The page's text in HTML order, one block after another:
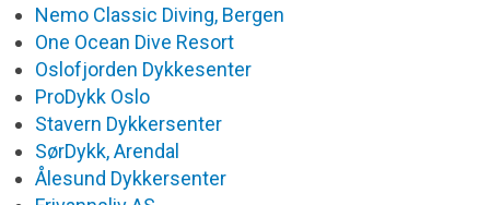
Nemo Classic Diving, Bergen
One Ocean Dive Resort
Oslofjorden Dykkesenter
ProDykk Oslo
Stavern Dykkersenter
SørDykk, Arendal
Ålesund Dykkersenter